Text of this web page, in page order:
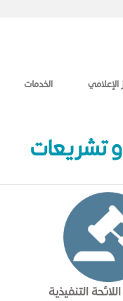
الإعلامي الخدمات
تشريعات
التنفيذية